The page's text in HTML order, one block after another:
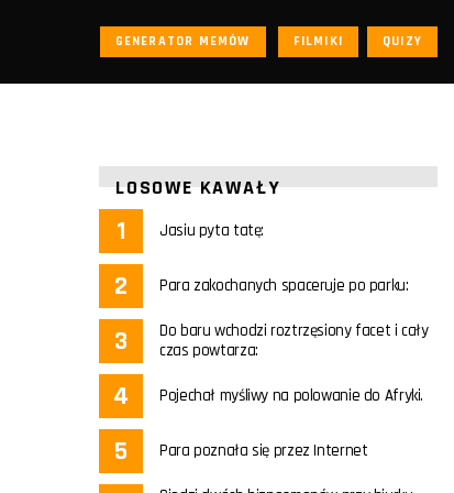
GENERATOR MEMÓW FILMIKI QUIZY
LOSOWE KAWAŁY
Jasiu pyta tatę:
Para zakochanych spaceruje po parku:
Do baru wchodzi roztrzęsiony facet i cały
czas powtarza:
Pojechał myśliwy na polowanie do Afryki.
Para poznała się przez Internet